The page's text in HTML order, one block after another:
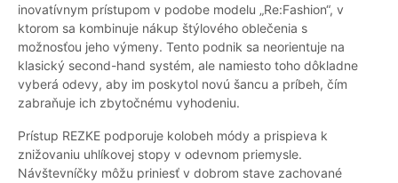
inovatívnym prístupom v podobe modelu „Re:Fashion“, v
ktorom sa kombinuje nákup štýlového oblečenia s
možnosťou jeho výmeny. Tento podnik sa neorientuje na
klasický second-hand systém, ale namiesto toho dôkladne
vyberá odevy, aby im poskytol novú šancu a príbeh, čím
zabraňuje ich zbytočnému vyhodeniu.
Prístup REZKE podporuje kolobeh módy a prispieva k
znižovaniu uhlíkovej stopy v odevnom priemysle.
Návštevníčky môžu priniesť v dobrom stave zachované